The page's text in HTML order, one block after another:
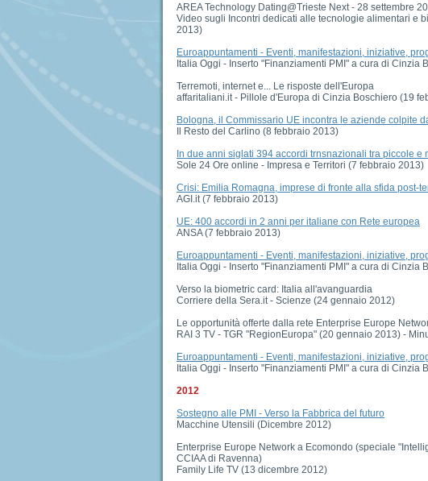
AREA Technology Dating@Trieste Next - 28 settembre
Video sugli Incontri dedicati alle tecnologie alimentari e
2013)
Euroappuntamenti - Eventi, manifestazioni, iniziative,
Italia Oggi - Inserto "Finanziamenti PMI" a cura di Cinzia
Terremoti, internet e... Le risposte dell'Europa
affaritaliani.it - Pillole d'Europa di Cinzia Boschiero (19
Bologna, il Commissario UE incontra le aziende colpite
Il Resto del Carlino (8 febbraio 2013)
In due anni siglati 394 accordi trnsnazionali tra piccole e
Sole 24 Ore online - Impresa e Territori (7 febbraio 2013)
Crisi: Emilia Romagna, imprese di fronte alla sfida post-
AGI.it (7 febbraio 2013)
UE: 400 accordi in 2 anni per italiane con Rete europea
ANSA (7 febbraio 2013)
Euroappuntamenti - Eventi, manifestazioni, iniziative,
Italia Oggi - Inserto "Finanziamenti PMI" a cura di Cinzia
Verso la biometric card: Italia all'avanguardia
Corriere della Sera.it - Scienze (24 gennaio 2012)
Le opportunità offerte dalla rete Enterprise Europe
RAI 3 TV - TGR "RegionEuropa" (20 gennaio 2013) -
Euroappuntamenti - Eventi, manifestazioni, iniziative,
Italia Oggi - Inserto "Finanziamenti PMI" a cura di Cinzia
2012
Sostegno alle PMI - Verso la Fabbrica del futuro
Macchine Utensili (Dicembre 2012)
Enterprise Europe Network a Ecomondo (speciale
CCIAA di Ravenna)
Family Life TV (13 dicembre 2012)